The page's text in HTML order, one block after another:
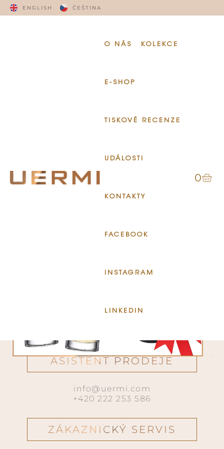
ENGLISH ČEŠTINA
O NÁS KOLEKCE
E-SHOP
TISKOVÉ RECENZE
UDÁLOSTI
KONTAKTY
FACEBOOK
INSTAGRAM
LINKEDIN
0
ASISTENT PRODEJE
info@uermi.com
+420 222 253 586
ZÁKAZNICKÝ SERVIS